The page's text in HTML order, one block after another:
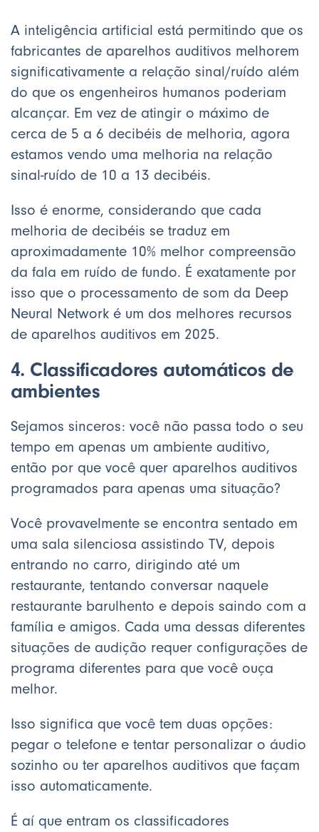
A inteligência artificial está permitindo que os
fabricantes de aparelhos auditivos melhorem
significativamente a relação sinal/ruído além
do que os engenheiros humanos poderiam
alcançar. Em vez de atingir o máximo de
cerca de 5 a 6 decibéis de melhoria, agora
estamos vendo uma melhoria na relação
sinal-ruído de 10 a 13 decibéis.
Isso é enorme, considerando que cada
melhoria de decibéis se traduz em
aproximadamente 10% melhor compreensão
da fala em ruído de fundo. É exatamente por
isso que o processamento de som da Deep
Neural Network é um dos melhores recursos
de aparelhos auditivos em 2025.
4. Classificadores automáticos de
ambientes
Sejamos sinceros: você não passa todo o seu
tempo em apenas um ambiente auditivo,
então por que você quer aparelhos auditivos
programados para apenas uma situação?
Você provavelmente se encontra sentado em
uma sala silenciosa assistindo TV, depois
entrando no carro, dirigindo até um
restaurante, tentando conversar naquele
restaurante barulhento e depois saindo com a
família e amigos. Cada uma dessas diferentes
situações de audição requer configurações de
programa diferentes para que você ouça
melhor.
Isso significa que você tem duas opções:
pegar o telefone e tentar personalizar o áudio
sozinho ou ter aparelhos auditivos que façam
isso automaticamente.
É aí que entram os classificadores